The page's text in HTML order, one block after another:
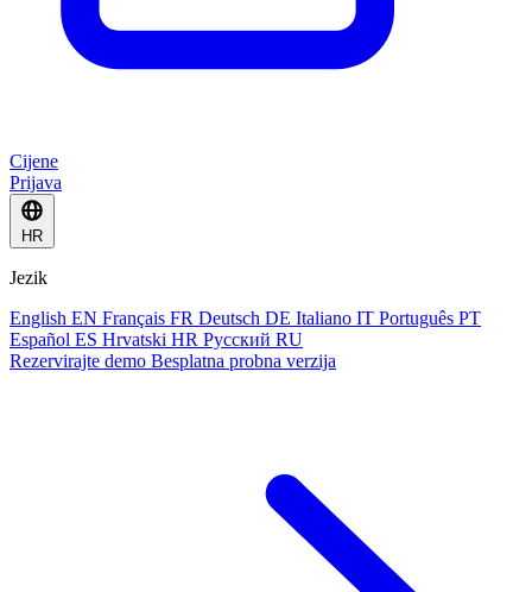
Cijene
Prijava
HR
Jezik
English EN Français FR Deutsch DE Italiano IT Português PT
Español ES Hrvatski HR Русский RU
Rezervirajte demo Besplatna probna verzija